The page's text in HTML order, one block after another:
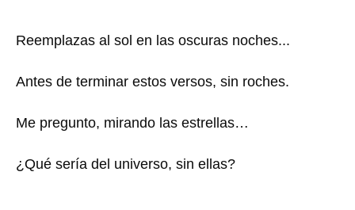
Reemplazas al sol en las oscuras noches...
Antes de terminar estos versos, sin roches.
Me pregunto, mirando las estrellas…
¿Qué sería del universo, sin ellas?